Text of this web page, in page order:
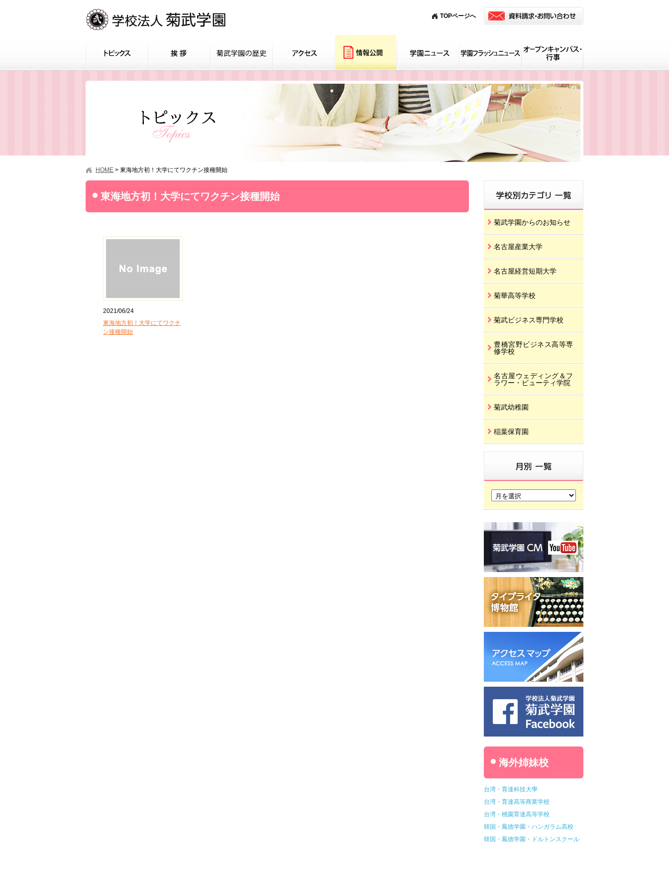
TOPページへ
HOME > 東海地方初！大学にてワクチン接種開始
東海地方初！大学にてワクチン接種開始
2021/06/24
東海地方初！大学にてワクチ
ン接種開始
菊武学園からのお知らせ
名古屋産業大学
名古屋経営短期大学
菊華高等学校
菊武ビジネス専門学校
豊橋宮野ビジネス高等専
修学校
名古屋ウェディング＆フ
ラワー・ビューティ学院
菊武幼稚園
稲葉保育園
海外姉妹校
台湾・育達科技大學
台湾・育達高等商業学校
台湾・桃園育達高等学校
韓国・鳳徳学園・ハンガラム高校
韓国・鳳徳学園・ドルトンスクール